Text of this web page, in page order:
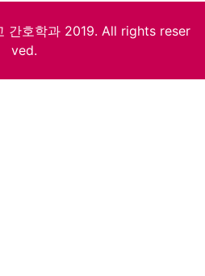
호학과 2019. All rights reser
ved.